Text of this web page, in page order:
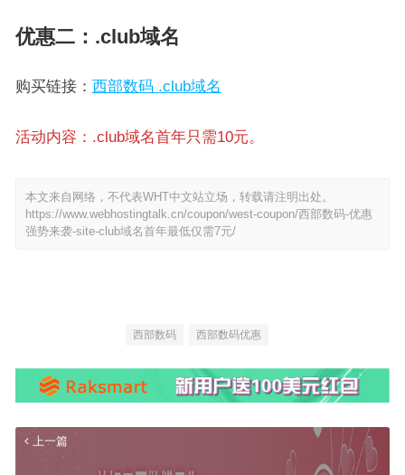
优惠二：.club域名
购买链接： 西部数码 .club域名
活动内容：.club域名首年只需10元。
本文来自网络，不代表WHT中文站立场，转载请注明出处。
https://www.webhostingtalk.cn/coupon/west-coupon/西部数码-优惠
强势来袭-site-club域名首年最低仅需7元/
西部数码 西部数码优惠
上一篇